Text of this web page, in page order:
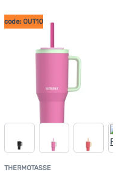
THERMOTASSE
code: OUT10